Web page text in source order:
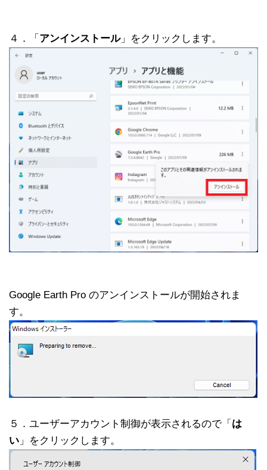
４．「 アンインストール」をクリックします。
Google Earth Pro のアンインストールが開始されま
す。
５．ユーザーアカウント制御が表示されるので「 は
い 」をクリックします。